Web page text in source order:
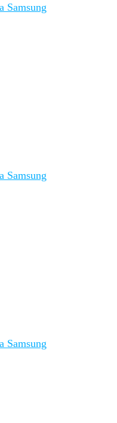
Samsung
Samsung
Samsung